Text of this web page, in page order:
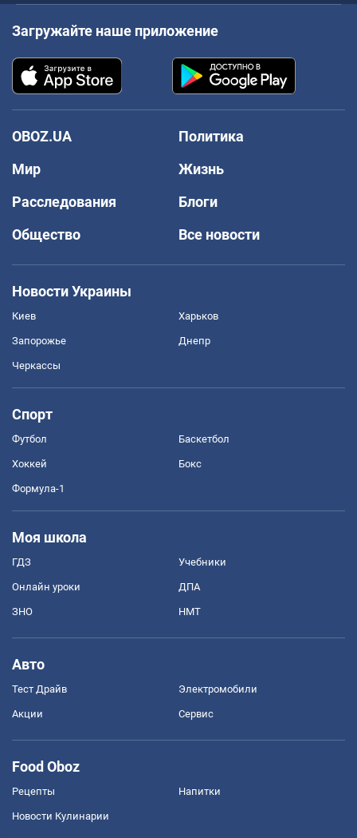
Загружайте наше приложение
OBOZ.UA
Политика
Мир
Жизнь
Расследования
Блоги
Общество
Все новости
Новости Украины
Киев Харьков
Запорожье Днепр
Черкассы
Спорт
Футбол Баскетбол
Хоккей Бокс
Формула-1
Моя школа
ГДЗ Учебники
Онлайн уроки ДПА
ЗНО НМТ
Авто
Тест Драйв Электромобили
Акции Сервис
Food Oboz
Рецепты Напитки
Новости Кулинарии